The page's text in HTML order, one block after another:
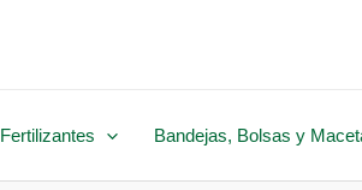
Fertilizantes Bandejas, Bolsas y